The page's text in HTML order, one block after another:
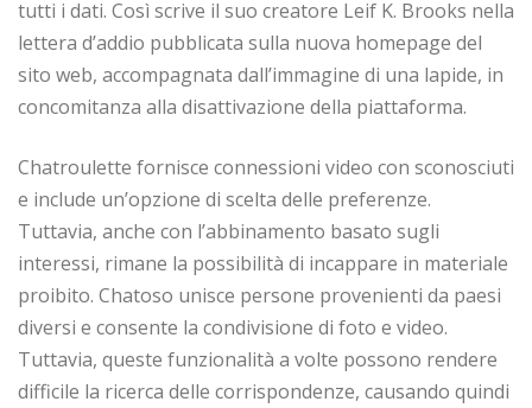
tutti i dati. Così scrive il suo creatore Leif K. Brooks nella
lettera d’addio pubblicata sulla nuova homepage del
sito web, accompagnata dall’immagine di una lapide, in
concomitanza alla disattivazione della piattaforma.
Chatroulette fornisce connessioni video con sconosciuti
e include un’opzione di scelta delle preferenze.
Tuttavia, anche con l’abbinamento basato sugli
interessi, rimane la possibilità di incappare in materiale
proibito. Chatoso unisce persone provenienti da paesi
diversi e consente la condivisione di foto e video.
Tuttavia, queste funzionalità a volte possono rendere
difficile la ricerca delle corrispondenze, causando quindi